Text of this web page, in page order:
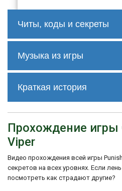
Читы, коды и секреты
Viper" на NES нет
Музыка из игры
Трек 2
Краткая история
году. Она была создана
классических боевиков
времени. Игра
отзывы за свою
динамичные боевые
Прохождение игры
Viper
Видео прохождения всей игры
секретов на всех уровнях. Если
посмотреть как страдают другие?